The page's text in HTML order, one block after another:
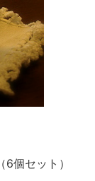
個セット）